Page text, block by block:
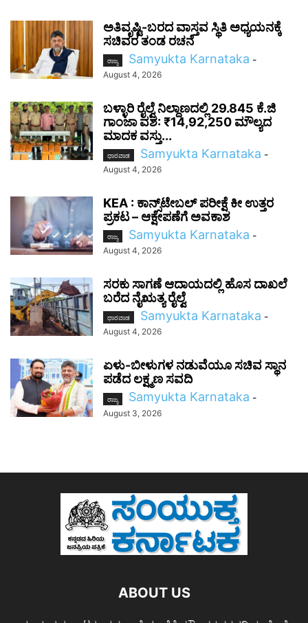
ಅತಿವೃಷ್ಟಿ-ಬರದ ವಾಸ್ತವ ಸ್ಥಿತಿ ಅಧ್ಯಯನಕ್ಕೆ
ಸಚಿವರ ತಂಡ ರಚನೆ
ರಾಜ್ಯ Samyukta Karnataka -
August 4, 2026
ಬಳ್ಳಾರಿ ರೈಲ್ವೆ ನಿಲ್ದಾಣದಲ್ಲಿ 29.845 ಕೆ.ಜಿ
ಗಾಂಜಾ ವಶ: ₹14,92,250 ಮೌಲ್ಯದ
ಮಾದಕ ವಸ್ತು...
ಧಾರವಾಡ Samyukta Karnataka -
August 4, 2026
KEA : ಕಾನ್ಸ್‌ಟೇಬಲ್ ಪರೀಕ್ಷೆ ಕೀ ಉತ್ತರ
ಪ್ರಕಟ – ಆಕ್ಷೇಪಣೆಗೆ ಅವಕಾಶ
ರಾಜ್ಯ Samyukta Karnataka -
August 4, 2026
ಸರಕು ಸಾಗಣೆ ಆದಾಯದಲ್ಲಿ ಹೊಸ ದಾಖಲೆ
ಬರೆದ ನೈಋತ್ಯ ರೈಲ್ವೆ
ಧಾರವಾಡ Samyukta Karnataka -
August 4, 2026
ಏಳು-ಬೀಳುಗಳ ನಡುವೆಯೂ ಸಚಿವ ಸ್ಥಾನ
ಪಡೆದ ಲಕ್ಷ್ಮಣ ಸವದಿ
ರಾಜ್ಯ Samyukta Karnataka -
August 3, 2026
ABOUT US